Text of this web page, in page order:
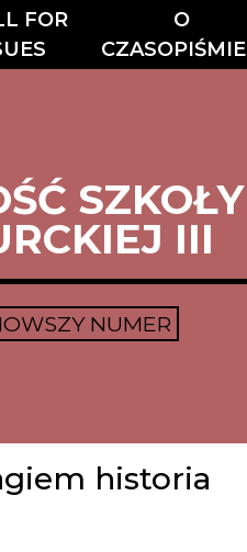
FOR
O
CZASOPIŚMIE
SZKOŁY
III
NUMER
historia